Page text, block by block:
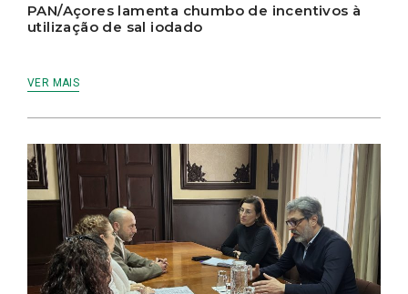
PAN/Açores lamenta chumbo de incentivos à
utilização de sal iodado
VER MAIS